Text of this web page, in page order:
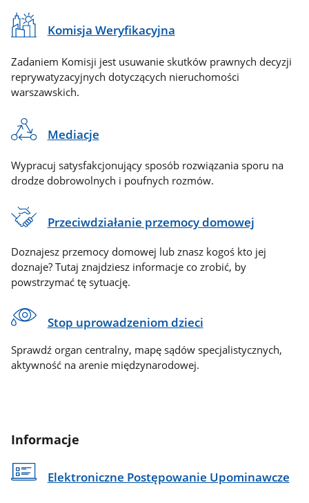
Komisja Weryfikacyjna
Zadaniem Komisji jest usuwanie skutków prawnych decyzji
reprywatyzacyjnych dotyczących nieruchomości
warszawskich.
Mediacje
Wypracuj satysfakcjonujący sposób rozwiązania sporu na
drodze dobrowolnych i poufnych rozmów.
Przeciwdziałanie przemocy domowej
Doznajesz przemocy domowej lub znasz kogoś kto jej
doznaje? Tutaj znajdziesz informacje co zrobić, by
powstrzymać tę sytuację.
Stop uprowadzeniom dzieci
Sprawdź organ centralny, mapę sądów specjalistycznych,
aktywność na arenie międzynarodowej.
Informacje
Elektroniczne Postępowanie Upominawcze